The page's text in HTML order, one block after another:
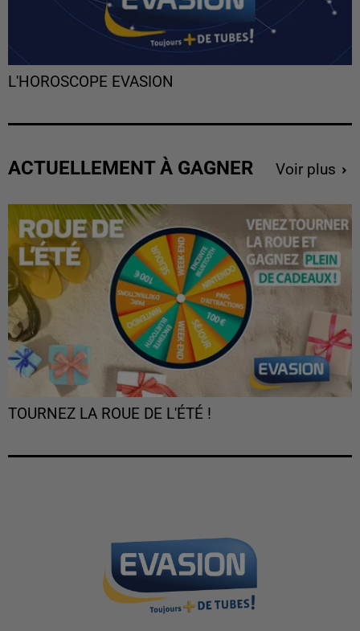
L'HOROSCOPE EVASION
ACTUELLEMENT À GAGNER Voir plus
TOURNEZ LA ROUE DE L'ÉTÉ !